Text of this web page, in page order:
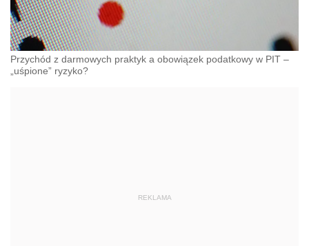
Przychód z darmowych praktyk a obowiązek podatkowy w PIT –
„uśpione” ryzyko?